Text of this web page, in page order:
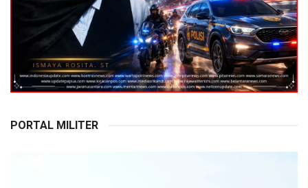
PORTAL MILITER